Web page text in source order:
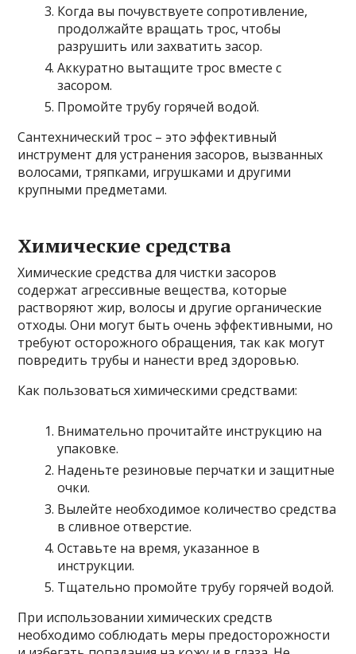
Когда вы почувствуете сопротивление,
продолжайте вращать трос, чтобы
разрушить или захватить засор.
Аккуратно вытащите трос вместе с
засором.
Промойте трубу горячей водой.
Сантехнический трос – это эффективный
инструмент для устранения засоров, вызванных
волосами, тряпками, игрушками и другими
крупными предметами.
Химические средства
Химические средства для чистки засоров
содержат агрессивные вещества, которые
растворяют жир, волосы и другие органические
отходы. Они могут быть очень эффективными, но
требуют осторожного обращения, так как могут
повредить трубы и нанести вред здоровью.
Как пользоваться химическими средствами:
Внимательно прочитайте инструкцию на
упаковке.
Наденьте резиновые перчатки и защитные
очки.
Вылейте необходимое количество средства
в сливное отверстие.
Оставьте на время, указанное в
инструкции.
Тщательно промойте трубу горячей водой.
При использовании химических средств
необходимо соблюдать меры предосторожности